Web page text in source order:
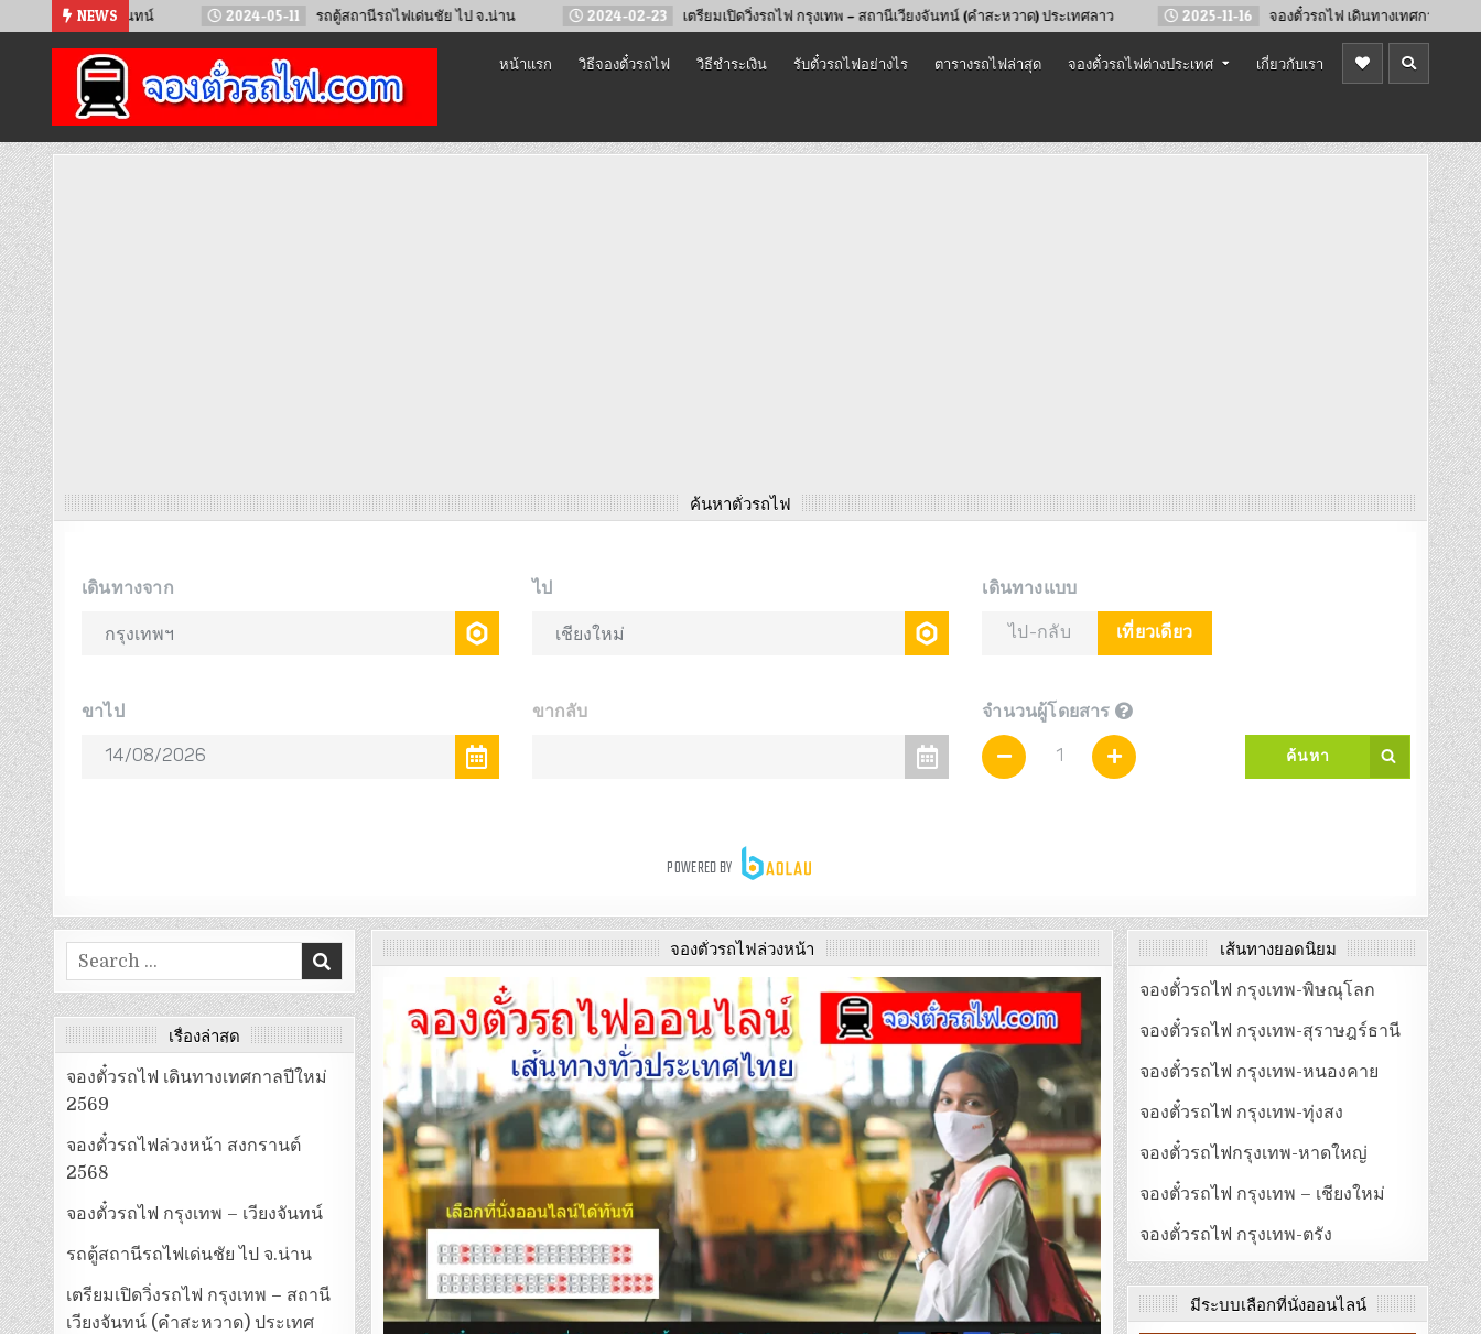
NEWS 2024-05-11 รถตู้สถานีรถไฟเด่นชัย ไป จ.น่าน 2024-02-23 เตรียมเปิดวิ่งรถไฟ กรุงเทพ – สถานีเวียงจันทน์ (คำสะหวาด) ประเทศลาว 2025-11-16 จองตั๋วรถไฟ เดินทางเทศกาลปีใหม่ 2569
จองตั๋วรถไฟออนไลน์
จำหน่ายตั๋วรถไฟล่วงหน้า จองได้ 24 ชั่วโมง
หน้าแรก วิธีจองตั๋วรถไฟ วิธีชำระเงิน รับตั๋วรถไฟอย่างไร ตารางรถไฟล่าสุด จองตั๋วรถไฟต่างประเทศ เกี่ยวกับเรา
ค้นหาตั๋วรถไฟ
จองตั๋วรถไฟล่วงหน้า
Search
for:
เรื่องล่าสุด
จองตั๋วรถไฟ เดินทางเทศกาลปีใหม่
2569
จองตั๋วรถไฟล่วงหน้า สงกรานต์
2568
จองตั๋วรถไฟ กรุงเทพ – เวียงจันทน์
รถตู้สถานีรถไฟเด่นชัย ไป จ.น่าน
เตรียมเปิดวิ่งรถไฟ กรุงเทพ – สถานี
เวียงจันทน์ (คำสะหวาด) ประเทศ
เส้นทางยอดนิยม
จองตั๋วรถไฟ กรุงเทพ-พิษณุโลก
จองตั๋วรถไฟ กรุงเทพ-สุราษฎร์ธานี
จองตั๋วรถไฟ กรุงเทพ-หนองคาย
จองตั๋วรถไฟ กรุงเทพ-ทุ่งสง
จองตั๋วรถไฟกรุงเทพ-หาดใหญ่
จองตั๋วรถไฟ กรุงเทพ – เชียงใหม่
จองตั๋วรถไฟ กรุงเทพ-ตรัง
มีระบบเลือกที่นั่งออนไลน์